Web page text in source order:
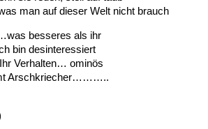
man auf dieser Welt nicht brauch
besseres als ihr
bin desinteressiert
Verhalten… ominös
Arschkriecher………..